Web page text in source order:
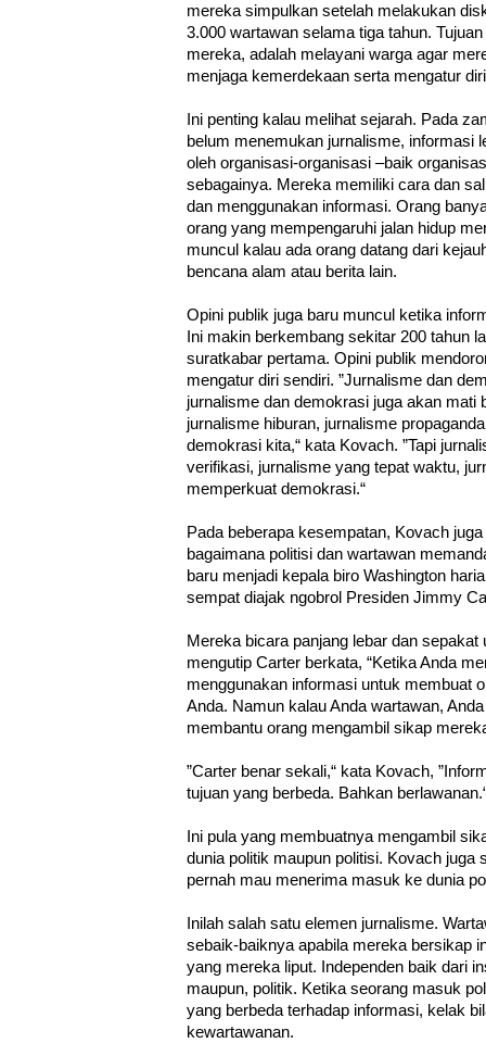
mereka simpulkan setelah melakukan
3.000 wartawan selama tiga tahun.
mereka, adalah melayani warga agar
menjaga kemerdekaan serta mengatur
Ini penting kalau melihat sejarah. Pada
belum menemukan jurnalisme, informasi
oleh organisasi-organisasi –baik
sebagainya. Mereka memiliki cara dan
dan menggunakan informasi. Orang
orang yang mempengaruhi jalan hidup
muncul kalau ada orang datang dari
bencana alam atau berita lain.
Opini publik juga baru muncul ketika
Ini makin berkembang sekitar 200 tahun
suratkabar pertama. Opini publik
mengatur diri sendiri. ”Jurnalisme dan
jurnalisme dan demokrasi juga akan
jurnalisme hiburan, jurnalisme
demokrasi kita,“ kata Kovach. ”Tapi
verifikasi, jurnalisme yang tepat waktu,
memperkuat demokrasi.“
Pada beberapa kesempatan, Kovach
bagaimana politisi dan wartawan
baru menjadi kepala biro Washington
sempat diajak ngobrol Presiden Jimmy
Mereka bicara panjang lebar dan
mengutip Carter berkata, “Ketika Anda
menggunakan informasi untuk membuat
Anda. Namun kalau Anda wartawan,
membantu orang mengambil sikap
”Carter benar sekali,“ kata Kovach,
tujuan yang berbeda. Bahkan
Ini pula yang membuatnya mengambil
dunia politik maupun politisi. Kovach juga
pernah mau menerima masuk ke dunia
Inilah salah satu elemen jurnalisme.
sebaik-baiknya apabila mereka bersikap
yang mereka liput. Independen baik dari
maupun, politik. Ketika seorang masuk
yang berbeda terhadap informasi, kelak
kewartawanan.